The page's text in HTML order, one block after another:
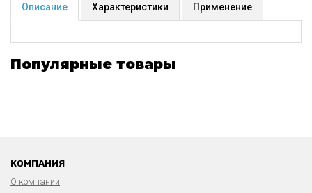
Описание Характеристики Применение
Популярные товары
КОМПАНИЯ
О компании